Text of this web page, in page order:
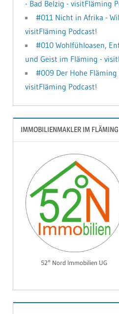
- Bad Belzig - visitFläming
#011 Nicht in Afrika -
visitFläming Podcast!
#010 Wohlfühloasen,
und Geist im Fläming -
#009 Der Hohe
visitFläming Podcast!
IMMOBILIENMAKLER IM FLÄMING
52° Nord Immobilien UG